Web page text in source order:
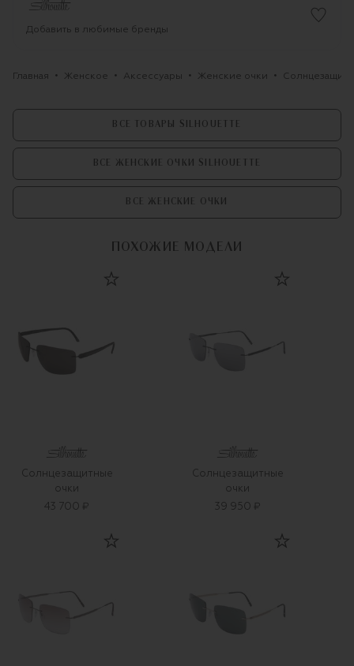
Добавить в любимые бренды
Главная Женское Аксессуары Женские очки
ВСЕ ТОВАРЫ SILHOUETTE
ВСЕ ЖЕНСКИЕ ОЧКИ SILHOUETTE
ВСЕ ЖЕНСКИЕ ОЧКИ
ПОХОЖИЕ МОДЕЛИ
Солнцезащитные
очки
43 700 ₽
Солнцезащитные
очки
39 950 ₽